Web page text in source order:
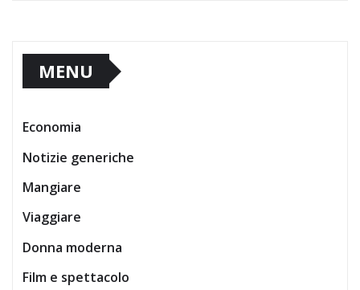
MENU
Economia
Notizie generiche
Mangiare
Viaggiare
Donna moderna
Film e spettacolo